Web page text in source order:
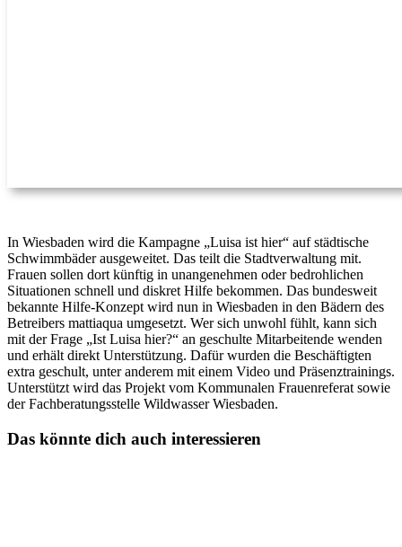
In Wiesbaden wird die Kampagne „Luisa ist hier“ auf städtische
Schwimmbäder ausgeweitet. Das teilt die Stadtverwaltung mit.
Frauen sollen dort künftig in unangenehmen oder bedrohlichen
Situationen schnell und diskret Hilfe bekommen. Das bundesweit
bekannte Hilfe-Konzept wird nun in Wiesbaden in den Bädern des
Betreibers mattiaqua umgesetzt. Wer sich unwohl fühlt, kann sich
mit der Frage „Ist Luisa hier?“ an geschulte Mitarbeitende wenden
und erhält direkt Unterstützung. Dafür wurden die Beschäftigten
extra geschult, unter anderem mit einem Video und Präsenztrainings.
Unterstützt wird das Projekt vom Kommunalen Frauenreferat sowie
der Fachberatungsstelle Wildwasser Wiesbaden.
Das könnte dich auch interessieren